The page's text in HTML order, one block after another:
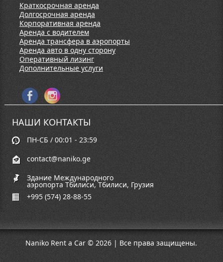
Краткосрочная аренда
Долгосрочная аренда
Корпоративная аренда
Аренда с водителем
Аренда трансфера в аэропорты
Аренда авто в одну сторону
Оперативный лизинг
Дополнительные услуги
НАШИ КОНТАКТЫ
ПН-СБ / 00:01 - 23:59
contact@naniko.ge
Здание Международного
аэропорта Тбилиси, Тбилиси, Грузия
+995 (574) 28-88-55
Naniko Rent a Car © 2026 | Все права защищены.